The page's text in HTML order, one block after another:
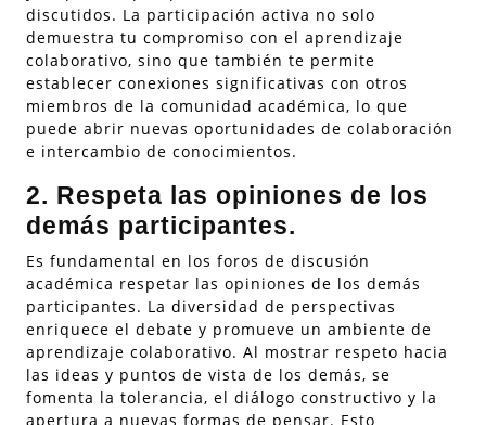
discutidos. La participación activa no solo
demuestra tu compromiso con el aprendizaje
colaborativo, sino que también te permite
establecer conexiones significativas con otros
miembros de la comunidad académica, lo que
puede abrir nuevas oportunidades de colaboración
e intercambio de conocimientos.
2. Respeta las opiniones de los
demás participantes.
Es fundamental en los foros de discusión
académica respetar las opiniones de los demás
participantes. La diversidad de perspectivas
enriquece el debate y promueve un ambiente de
aprendizaje colaborativo. Al mostrar respeto hacia
las ideas y puntos de vista de los demás, se
fomenta la tolerancia, el diálogo constructivo y la
apertura a nuevas formas de pensar. Esto